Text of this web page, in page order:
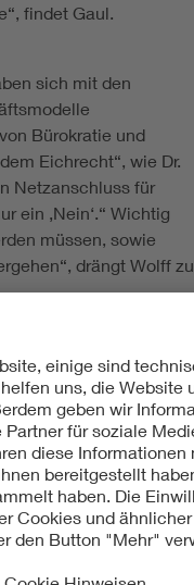
findet Gaul.
sich mit den
Bürokratie und
Eichrecht“, wie Dr.
Netzanschluss für
ein ‚Nein‘.“ Wichtig
müssen, sowie
drängt Wolff zu
wünschen, da es
Projekte an sich
möglich machen
er. „Wir diskutieren
loszulegen.“